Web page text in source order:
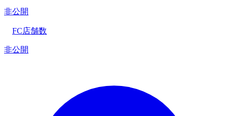
非公開
FC店舗数
非公開